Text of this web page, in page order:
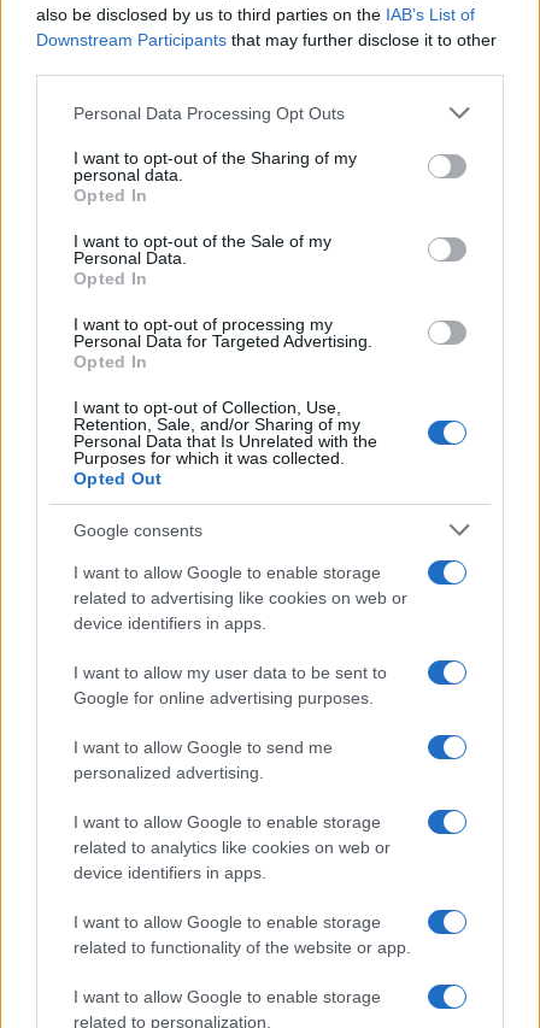
also be disclosed by us to third parties on the IAB’s List of
Downstream Participants that may further disclose it to other
Please note that this website/app uses one or more Google
not limited to your visit or usage behaviour. You may click to
grant or deny consent to Google and its third-party tags to
use your data for below specified purposes in below Google
consent section.
Personal Data Processing Opt Outs
I want to opt-out of the Sharing of my
personal data.
Opted In
I want to opt-out of the Sale of my
Personal Data.
Opted In
I want to opt-out of processing my
Personal Data for Targeted Advertising.
Opted In
I want to opt-out of Collection, Use,
Retention, Sale, and/or Sharing of my
Personal Data that Is Unrelated with the
Purposes for which it was collected.
Opted Out
Google consents
I want to allow Google to enable storage
related to advertising like cookies on web or
device identifiers in apps.
I want to allow my user data to be sent to
Google for online advertising purposes.
I want to allow Google to send me
personalized advertising.
I want to allow Google to enable storage
related to analytics like cookies on web or
device identifiers in apps.
I want to allow Google to enable storage
related to functionality of the website or app.
I want to allow Google to enable storage
related to personalization.
– Οικογένεια με ένα παιδί θα λάβει 140 ευρώ.
– Με δύο παιδιά και εισόδημα μέχρι 12.000 ευρώ θα
λάβει 168 ευρώ.
Οι 220.000 δικαιούχοι του επιδόματος ΑΜΕΑ του ΟΠΕΚΑ
λοιπών επιδομάτων αναπηρίας τουΕΦΚΑ
θα λάβουν
ενίσχυση ύψους 200 ευρώ.
Οι 35.000 ανασφάλιστοι υπερήλικες δικαιούχοι του
αντίστοιχου επιδόματος του ΟΠΕΚΑ θα λάβουν ενίσχυση
Οι 205.000 δικαιούχοι του ελάχιστου εγγυημένου
επιδόματος κατά τον μήνα Δεκέμβριο.
Ποιοι θα είναι οι οφελούμενοι από το έκτακτο
Το έκτακτο επίδομα Χριστουγέννων θα δοθεί και εφέτος
στους δικαιούχους και αναμένεται να κυμαίνεται μεταξύ
100 έως 200 ευρώ.